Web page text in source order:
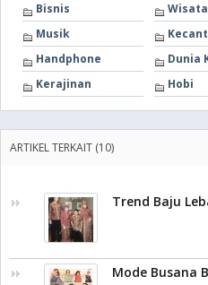
Bisnis
Wisata
Musik
Handphone
Dunia
Kerajinan
Hobi
ARTIKEL TERKAIT (10)
Trend Baju
Mode Busana